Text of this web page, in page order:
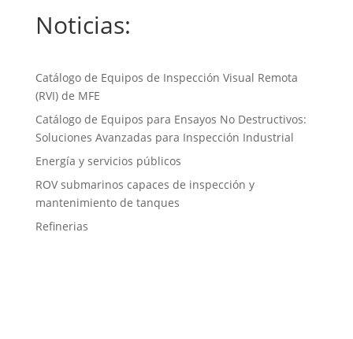
Noticias:
Catálogo de Equipos de Inspección Visual Remota
(RVI) de MFE
Catálogo de Equipos para Ensayos No Destructivos:
Soluciones Avanzadas para Inspección Industrial
Energía y servicios públicos
ROV submarinos capaces de inspección y
mantenimiento de tanques
Refinerias